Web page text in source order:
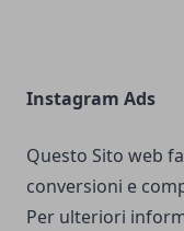
Instagram Ads
Questo Sito web
conversioni e
Per ulteriori